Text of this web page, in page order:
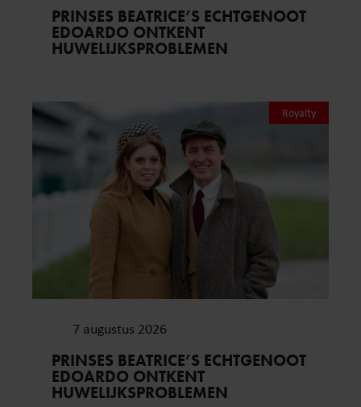
PRINSES BEATRICE’S ECHTGENOOT
EDOARDO ONTKENT
HUWELIJKSPROBLEMEN
Royalty
7 augustus 2026
PRINSES BEATRICE’S ECHTGENOOT
EDOARDO ONTKENT
HUWELIJKSPROBLEMEN